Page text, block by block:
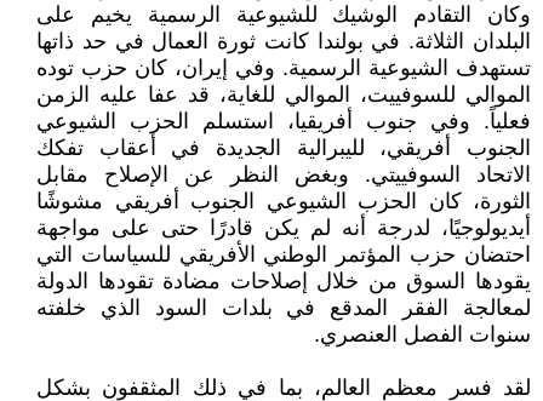
وكان التقادم الوشيك للشيوعية الرسمية يخيم على
البلدان الثلاثة. في بولندا كانت ثورة العمال في حد ذاتها
تستهدف الشيوعية الرسمية. وفي إيران، كان حزب توده
الموالي للسوفييت، الموالي للغاية، قد عفا عليه الزمن
فعلياً. وفي جنوب أفريقيا، استسلم الحزب الشيوعي
الجنوب أفريقي، لليبرالية الجديدة في أعقاب تفكك
الاتحاد السوفييتي. وبغض النظر عن الإصلاح مقابل
الثورة، كان الحزب الشيوعي الجنوب أفريقي مشوشًا
أيديولوجيًا، لدرجة أنه لم يكن قادرًا حتى على مواجهة
احتضان حزب المؤتمر الوطني الأفريقي للسياسات التي
يقودها السوق من خلال إصلاحات مضادة تقودها الدولة
لمعالجة الفقر المدقع في بلدات السود الذي خلفته
سنوات الفصل العنصري.
لقد فسر معظم العالم، بما في ذلك المثقفون بشكل